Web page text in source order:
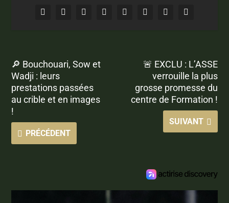
🔎 Bouchouari, Sow et
Wadji : leurs
prestations passées
au crible et en images
!
PRÉCÉDENT
🚨 EXCLU : L’ASSE
verrouille la plus
grosse promesse du
centre de Formation !
SUIVANT